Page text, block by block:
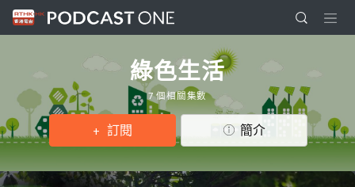
綠色生活
7 個相關集數
訂閱 簡介